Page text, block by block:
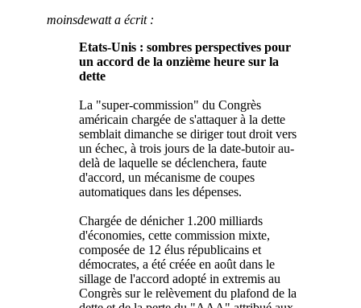
moinsdewatt a écrit :
Etats-Unis : sombres perspectives pour
un accord de la onzième heure sur la
dette
La "super-commission" du Congrès
américain chargée de s'attaquer à la dette
semblait dimanche se diriger tout droit vers
un échec, à trois jours de la date-butoir au-
delà de laquelle se déclenchera, faute
d'accord, un mécanisme de coupes
automatiques dans les dépenses.
Chargée de dénicher 1.200 milliards
d'économies, cette commission mixte,
composée de 12 élus républicains et
démocrates, a été créée en août dans le
sillage de l'accord adopté in extremis au
Congrès sur le relèvement du plafond de la